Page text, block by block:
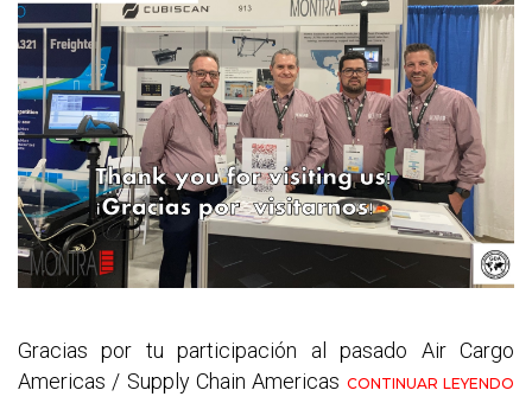
Gracias por tu participación al pasado Air Cargo
Americas / Supply Chain Americas CONTINUAR LEYENDO